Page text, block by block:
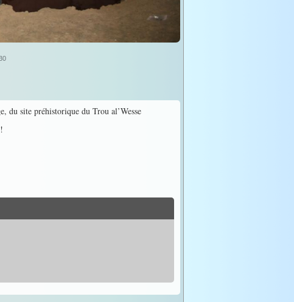
du site préhistorique du Trou al’Wesse